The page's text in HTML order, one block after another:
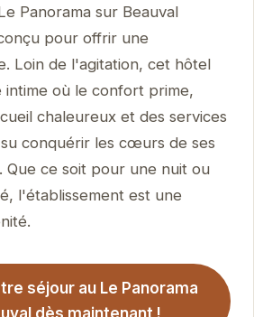
Panorama sur Beauval
pour offrir une
Loin de l'agitation, cet hôtel
où le confort prime,
chaleureux et des services
conquérir les cœurs de ses
Que ce soit pour une nuit ou
l'établissement est une
séjour au Le Panorama